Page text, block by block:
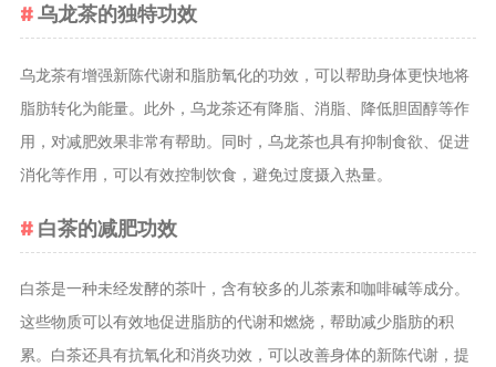
乌龙茶的独特功效
乌龙茶有增强新陈代谢和脂肪氧化的功效，可以帮助身体更快地将
脂肪转化为能量。此外，乌龙茶还有降脂、消脂、降低胆固醇等作
用，对减肥效果非常有帮助。同时，乌龙茶也具有抑制食欲、促进
消化等作用，可以有效控制饮食，避免过度摄入热量。
白茶的减肥功效
白茶是一种未经发酵的茶叶，含有较多的儿茶素和咖啡碱等成分。
这些物质可以有效地促进脂肪的代谢和燃烧，帮助减少脂肪的积
累。白茶还具有抗氧化和消炎功效，可以改善身体的新陈代谢，提
茶叶健康价
茶叶历史
茶叶品鉴
茶叶收藏
茶叶教育